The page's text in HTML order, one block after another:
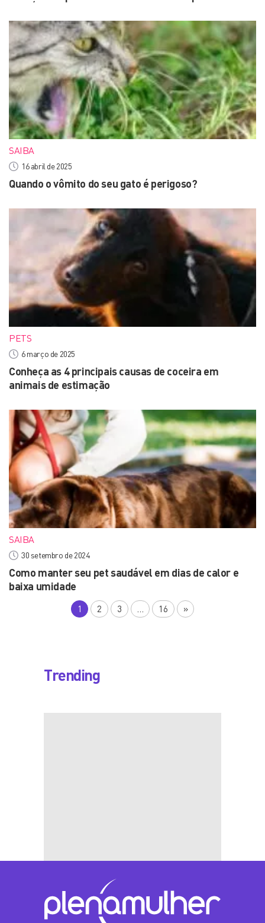
SAIBA
16 abril de 2025
Quando o vômito do seu gato é perigoso?
PETS
6 março de 2025
Conheça as 4 principais causas de coceira em
animais de estimação
SAIBA
30 setembro de 2024
Como manter seu pet saudável em dias de calor e
baixa umidade
1 2 3 16 »
Trending